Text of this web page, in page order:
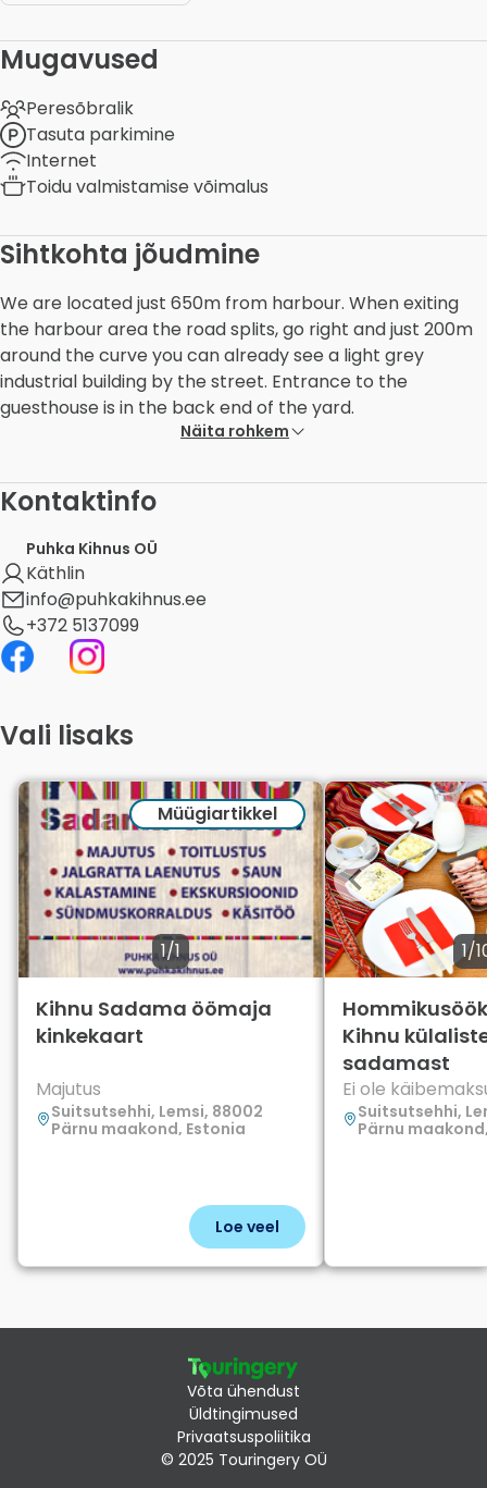
Mugavused
Peresõbralik
Tasuta parkimine
Internet
Toidu valmistamise võimalus
Sihtkohta jõudmine
We are located just 650m from harbour. When exiting
the harbour area the road splits, go right and just 200m
around the curve you can already see a light grey
industrial building by the street. Entrance to the
guesthouse is in the back end of the yard.
Näita rohkem
Kontaktinfo
Puhka Kihnus OÜ
Käthlin
info@puhkakihnus.ee
+372 5137099
Vali lisaks
1/1
Müügiartikkel
Kihnu Sadama öömaja
kinkekaart
Majutus
Suitsutsehhi, Lemsi, 88002
Pärnu maakond, Estonia
Loe veel
1/
Kihnu
sadamast
Ei ole
Suitsutsehhi,
Pärnu
Võta ühendust
Üldtingimused
Privaatsuspoliitika
© 2025 Touringery OÜ